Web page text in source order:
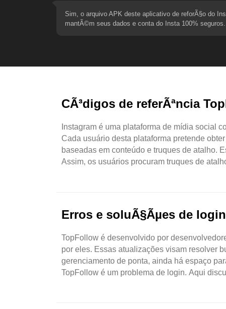
Sim, o arquivo APK deste aplicativo de reforÃ§o do
mantÃ©m seus dados e conta do Insta 100% seguros.
CÃ³digos de referÃªncia
Instagram é uma plataforma de mídia social
Cada usuário desta plataforma pretende
baseadas em conteúdo e truques de atalho.
Assim, os usuários procuram truques de
Erros e soluÃ§Ãµes de
TopFollow é desenvolvido por
por eles. Essas atualizações visam resolver
gerenciamento de ponta, ainda há espaço
TopFollow é um problema de login. Aqui